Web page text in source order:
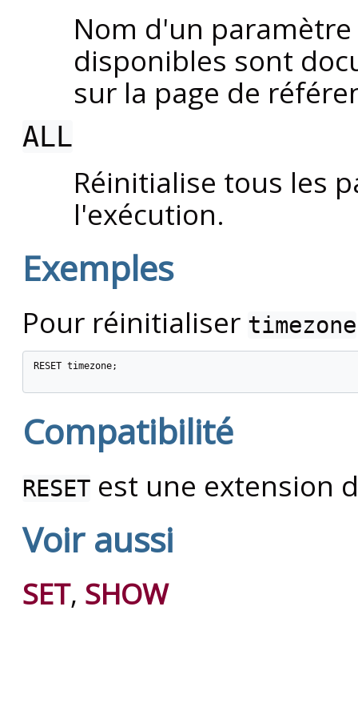
Nom d'un
disponibles sont
sur la page de
ALL
Réinitialise tous les
l'exécution.
Exemples
Pour réinitialiser timezone
RESET timezone;
Compatibilité
RESET est une extension
Voir aussi
SET, SHOW